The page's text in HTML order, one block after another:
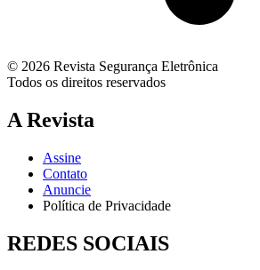
© 2026 Revista Segurança Eletrônica
Todos os direitos reservados
A Revista
Assine
Contato
Anuncie
Política de Privacidade
REDES SOCIAIS